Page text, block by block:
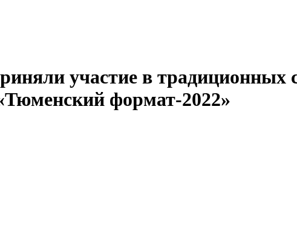
участие в традиционных
формат-2022»